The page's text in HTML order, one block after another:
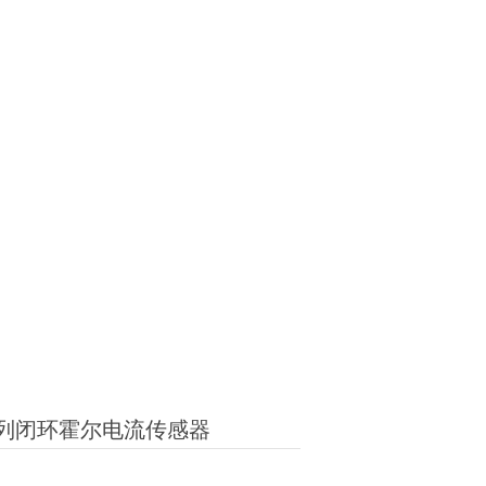
闭环霍尔电流传感器